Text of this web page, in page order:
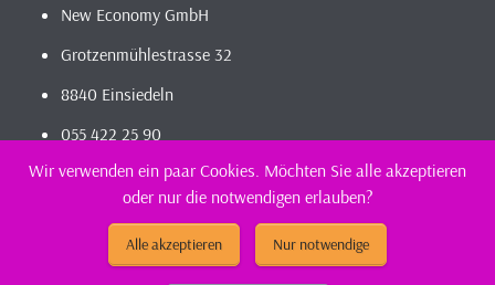
New Economy GmbH
Grotzenmühlestrasse 32
8840 Einsiedeln
055 422 25 90
2026 - Infos / IndexTintenpatronen-ShopSortiment - günstig und
kompatibel bestellen / kaufen || günstig Tintenpatronen
(kompatibel) kaufen
Wir verwenden ein paar Cookies. Möchten Sie alle akzeptieren
oder nur die notwendigen erlauben?
Alle akzeptieren Nur notwendige